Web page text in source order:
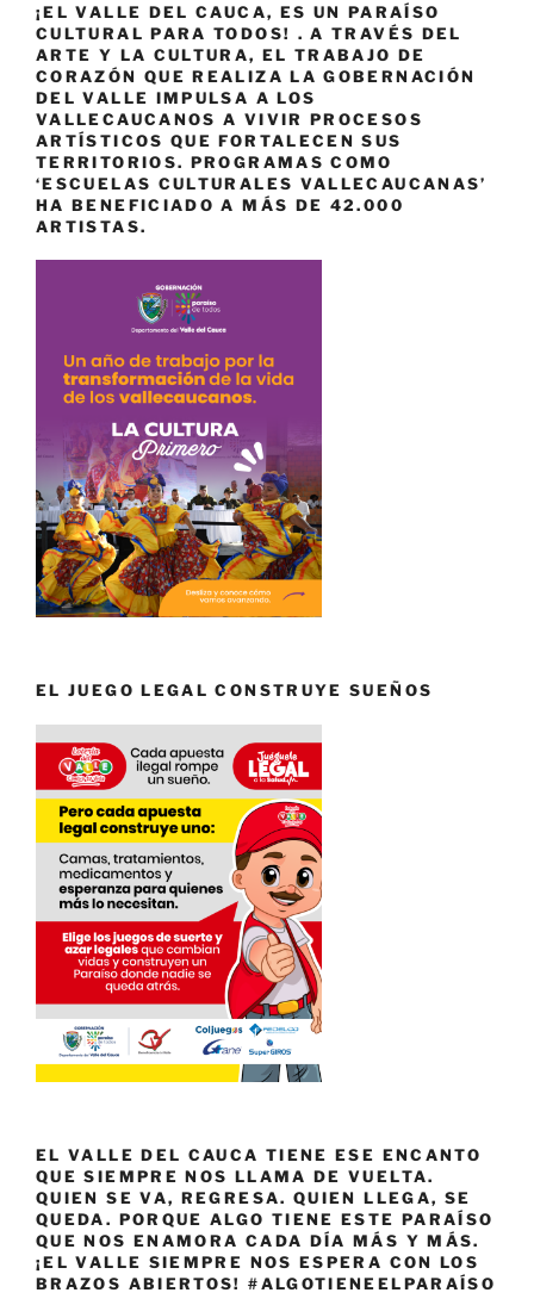
¡EL VALLE DEL CAUCA, ES UN PARAÍSO
CULTURAL PARA TODOS! . A TRAVÉS DEL
ARTE Y LA CULTURA, EL TRABAJO DE
CORAZÓN QUE REALIZA LA GOBERNACIÓN
DEL VALLE IMPULSA A LOS
VALLECAUCANOS A VIVIR PROCESOS
ARTÍSTICOS QUE FORTALECEN SUS
TERRITORIOS. PROGRAMAS COMO
‘ESCUELAS CULTURALES VALLECAUCANAS’
HA BENEFICIADO A MÁS DE 42.000
ARTISTAS.
EL JUEGO LEGAL CONSTRUYE SUEÑOS
EL VALLE DEL CAUCA TIENE ESE ENCANTO
QUE SIEMPRE NOS LLAMA DE VUELTA.
QUIEN SE VA, REGRESA. QUIEN LLEGA, SE
QUEDA. PORQUE ALGO TIENE ESTE PARAÍSO
QUE NOS ENAMORA CADA DÍA MÁS Y MÁS.
¡EL VALLE SIEMPRE NOS ESPERA CON LOS
BRAZOS ABIERTOS! #ALGOTIENEELPARAÍSO